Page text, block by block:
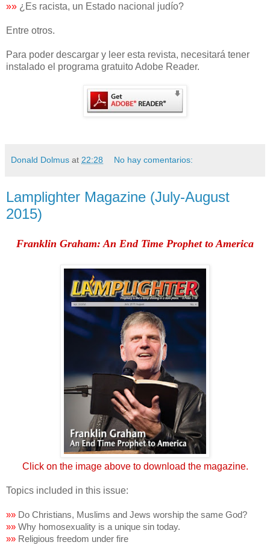
»» ¿Es racista, un Estado nacional judío?
Entre otros.
Para poder descargar y leer esta revista, necesitará tener
instalado el programa gratuito Adobe Reader.
Donald Dolmus at 22:28 No hay comentarios:
Lamplighter Magazine (July-August
2015)
Franklin Graham: An End Time Prophet to America
Click on the image above to download the magazine.
Topics included in this issue:
»» Do Christians, Muslims and Jews worship the same God?
»» Why homosexuality is a unique sin today.
»» Religious freedom under fire